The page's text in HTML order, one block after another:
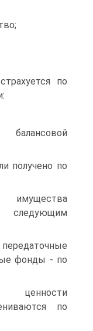
по
получено по
имущества
следующим
фонды - по
ценности
по